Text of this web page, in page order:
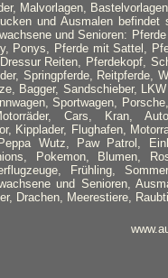
Malvorlagen,
und Ausmalen
und Senioren:
Ponys, Pferde mit Sattel,
Reiten, Pferdekopf,
Springpferde, Reitpferde,
Bagger, Sandschieber,
Sportwagen,
Cars, Kran,
Kipplader, Flughafen,
Wutz, Paw Patrol,
Pokemon, Blumen,
Frühling,
und Senioren,
Drachen, Meerestiere,